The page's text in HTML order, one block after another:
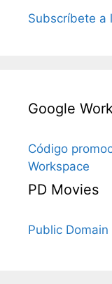
Subscríbete a
Google
Código
Workspace
PD Movies
Public Domain